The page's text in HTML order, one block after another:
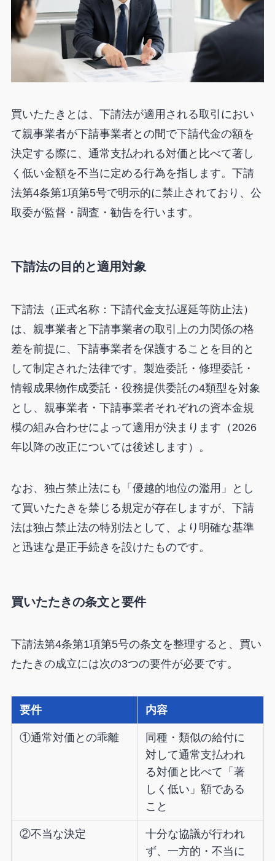
買いたたきとは、下請法が適用される取引におい
て親事業者が下請事業者との間で下請代金の額を
決定する際に、通常支払われる対価と比べて著し
く低い金額を不当に定める行為を指します。下請
法第4条第1項第5号で明示的に禁止されており、公
取委が監督・調査・勧告を行います。
下請法の目的と適用対象
下請法（正式名称：下請代金支払遅延等防止法）
は、親事業者と下請事業者の取引上の力関係の格
差を前提に、下請事業者を保護することを目的と
して制定された法律です。製造委託・修理委託・
情報成果物作成委託・役務提供委託の4類型を対象
とし、親事業者・下請事業者それぞれの資本金規
模の組み合わせによって適用が決まります（2026
年以降の改正については後述します）。
なお、独占禁止法にも「優越的地位の濫用」とし
て買いたたきを禁じる規定が存在しますが、下請
法は独占禁止法の特別法として、より明確な基準
と迅速な是正手続きを設けたものです。
買いたたきの条文と要件
下請法第4条第1項第5号の条文を整理すると、買い
たたきの成立には次の3つの要件が必要です。
要件 内容
①通常対価との乖離
同種・類似の給付に
対して通常支払われ
る対価と比べて「著
しく低い」額である
こと
②不当な決定
十分な協議が行われ
ず、一方的・不当に